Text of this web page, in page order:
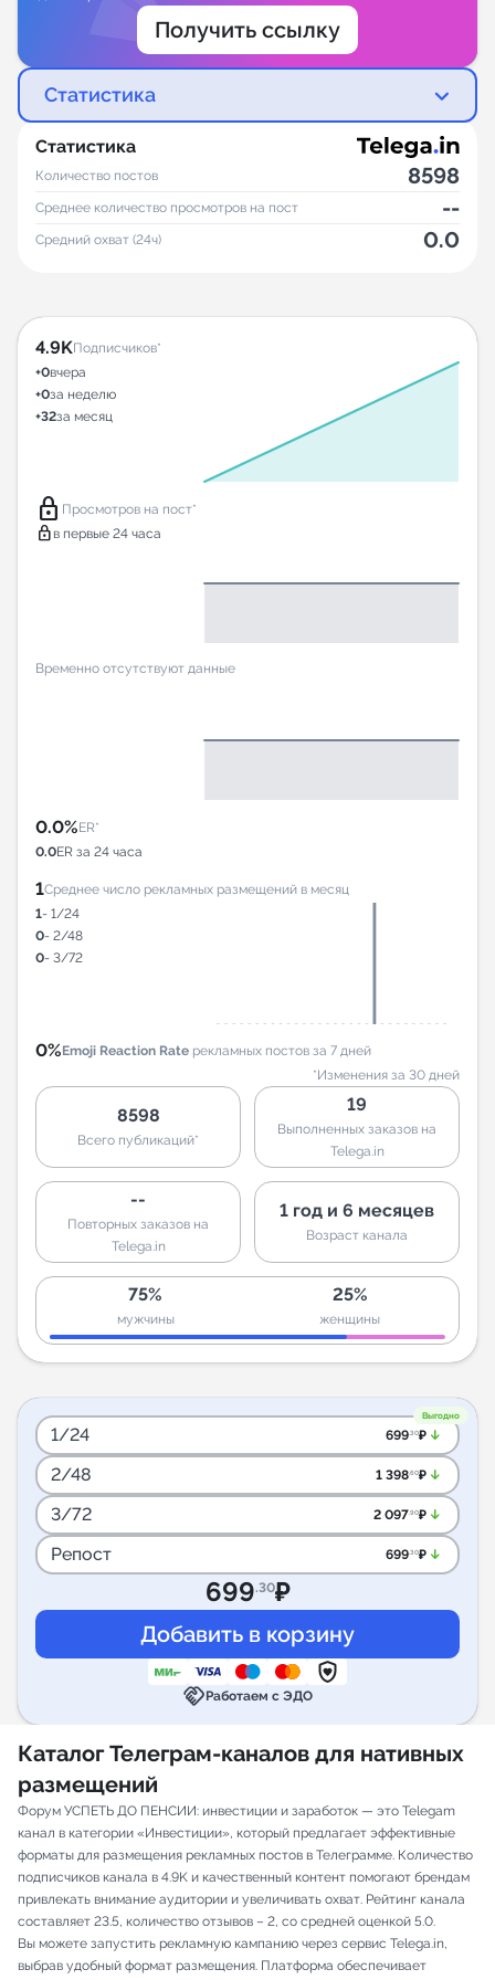
Получить ссылку
Статистика
Статистика
Количество постов 8598
Среднее количество просмотров на пост --
Средний охват (24ч) 0.0
4.9KПодписчиков*
+0вчера
+0за неделю
+32за месяц
lock Просмотров на пост*
lock в первые 24 часа
Временно отсутствуют данные
0.0%ER*
0.0ER за 24 часа
1Среднее число рекламных размещений в месяц
1- 1/24
0- 2/48
0- 3/72
0%Emoji Reaction Rate рекламных постов за 7 дней
*Изменения за 30 дней
8598
Всего публикаций*
19
Выполненных заказов на
Telega.in
--
Повторных заказов на
Telega.in
1 год и 6 месяцев
Возраст канала
75%
мужчины
25%
женщины
Выгодно
1/24 699.30₽ arrow_downward_alt
2/48 1 398.60₽ arrow_downward_alt
3/72 2 097.90₽ arrow_downward_alt
Репост 699.30₽ arrow_downward_alt
699.30₽
handshakeРаботаем с ЭДО
Каталог Телеграм-каналов для нативных
размещений
Форум УСПЕТЬ ДО ПЕНСИИ: инвестиции и заработок — это Telegam
канал в категории «Инвестиции», который предлагает эффективные
форматы для размещения рекламных постов в Телеграмме. Количество
подписчиков канала в 4.9K и качественный контент помогают брендам
привлекать внимание аудитории и увеличивать охват. Рейтинг канала
составляет 23.5, количество отзывов – 2, со средней оценкой 5.0.
Вы можете запустить рекламную кампанию через сервис Telega.in,
выбрав удобный формат размещения. Платформа обеспечивает